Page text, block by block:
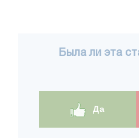
Была ли эта
Да